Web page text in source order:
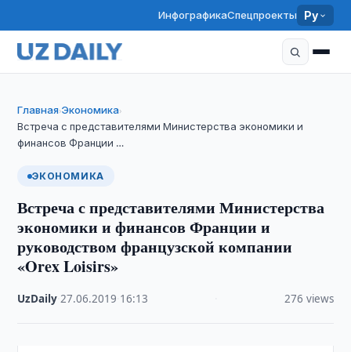
ИнфографикаСпецпроекты Ру
Главная›Экономика›
Встреча с представителями Министерства экономики и
финансов Франции …
ЭКОНОМИКА
Встреча с представителями Министерства
экономики и финансов Франции и
руководством французской компании
«Orex Loisirs»
UzDaily ·27.06.2019 16:13 276 views